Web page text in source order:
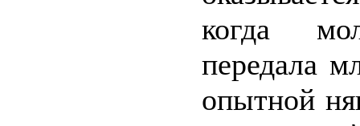
когда
передала
опытной